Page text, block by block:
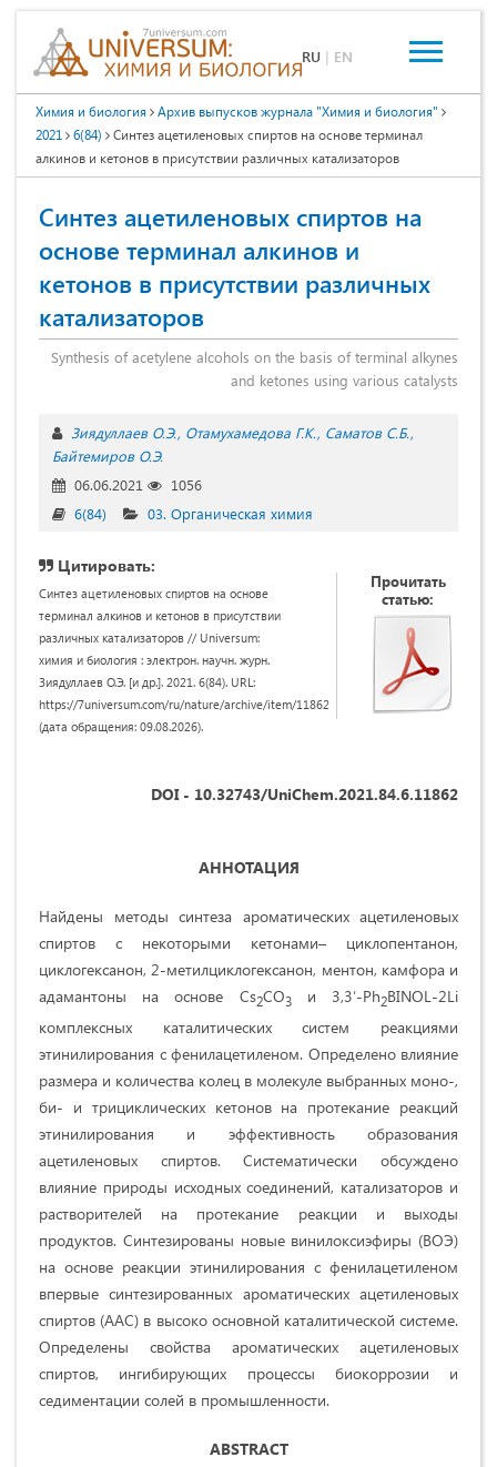
RU | EN
Химия и биология
Архив выпусков журнала "Химия и биология"
2021
6(84)
Синтез ацетиленовых спиртов на основе терминал
алкинов и кетонов в присутствии различных катализаторов
Синтез ацетиленовых спиртов на
основе терминал алкинов и
кетонов в присутствии различных
катализаторов
Synthesis of acetylene alcohols on the basis of terminal alkynes
and ketones using various catalysts
Зиядуллаев О.Э. Отамухамедова Г.К. Cаматов С.Б.
Байтемиров О.Э.
06.06.2021
1056
6(84)
03. Органическая химия
Цитировать:
Синтез ацетиленовых спиртов на основе
терминал алкинов и кетонов в присутствии
различных катализаторов // Universum:
химия и биология : электрон. научн. журн.
Зиядуллаев О.Э. [и др.]. 2021. 6(84). URL:
https://7universum.com/ru/nature/archive/item/11862
(дата обращения: 09.08.2026).
Прочитать
статью:
DOI - 10.32743/UniChem.2021.84.6.11862
АННОТАЦИЯ
Найдены методы синтеза ароматических ацетиленовых
спиртов с некоторыми кетонами– циклопентанон,
циклогексанон, 2-метилциклогексанон, ментон, камфора и
адамантоны на основе Cs2CO3и 3,3′-Ph2BINOL-2Li
комплексных каталитических систем реакциями
этинилирования с фенилацетиленом. Определено влияние
размера и количества колец в молекуле выбранных моно-,
би- и трициклических кетонов на протекание реакций
этинилирования и эффективность образования
ацетиленовых спиртов. Систематически обсуждено
влияние природы исходных соединений, катализаторов и
растворителей на протекание реакции и выходы
продуктов. Cинтезированы новые винилоксиэфиры (ВОЭ)
на основе реакции этинилирования с фенилацетиленом
впервые синтезированных ароматических ацетиленовых
спиртов (AAC) в высоко основной каталитической системе.
Определены свойства ароматических ацетиленовых
спиртов, ингибирующих процессы биокоррозии и
седиментации солей в промышленности.
ABSTRACT